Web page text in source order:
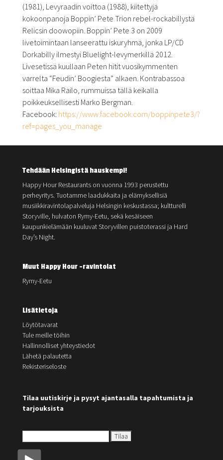
(1981), Levyraadin voittoa (1988), kiitettyjä
kokoonpanoja Boppin’ Pete Trion rebel-rockabillystä
Relicsin doowopiin. Boppin’ Pete 3 on 2009
livetoimintaan lanseerattu iskuryhmä, jonka LP/CD
Dorkabilly ilmestyi Bluelight-levymerkillä 2012.
Livesetissä kuullaan Peten hitit vuosikymmenten
varrelta “Feudin’ Boogiesta” alkaen. Kontrabassoa
soittaa Mika Railo, rummuissa tällä keikalla
poikkeuksellisesti Marko Bergman.
Facebook: https://www.facebook.com/boppinpete3/?
ref=pages_you_ manage
Tehdään Helsingistä hauskempi!
Happy Hour Restaurants on vuonna 1993 perustettu
perheyritys. Tuotamme laadukkaita ja elämyksellisiä
musiikkiravintolapalveluja Helsingin keskustassa; kultturelli
Storyville, hulvaton Rymy-Eetu, sekä kesäiseen
kaupunkielämään kuuluvat Storyvillen puistoterassi ja Hard
Day’s Night.
Muut Happy Hour -ravintolat
Rymy-Eetu
Lisätietoja
Löytötavarat
Tule meille töihin
Hallinnolliset yhteystiedot
Lähetä palautetta
Rekisteriseloste
Tilaa uutiskirje ja pysyt ajantasalla tapahtumista ja
tarjouksista